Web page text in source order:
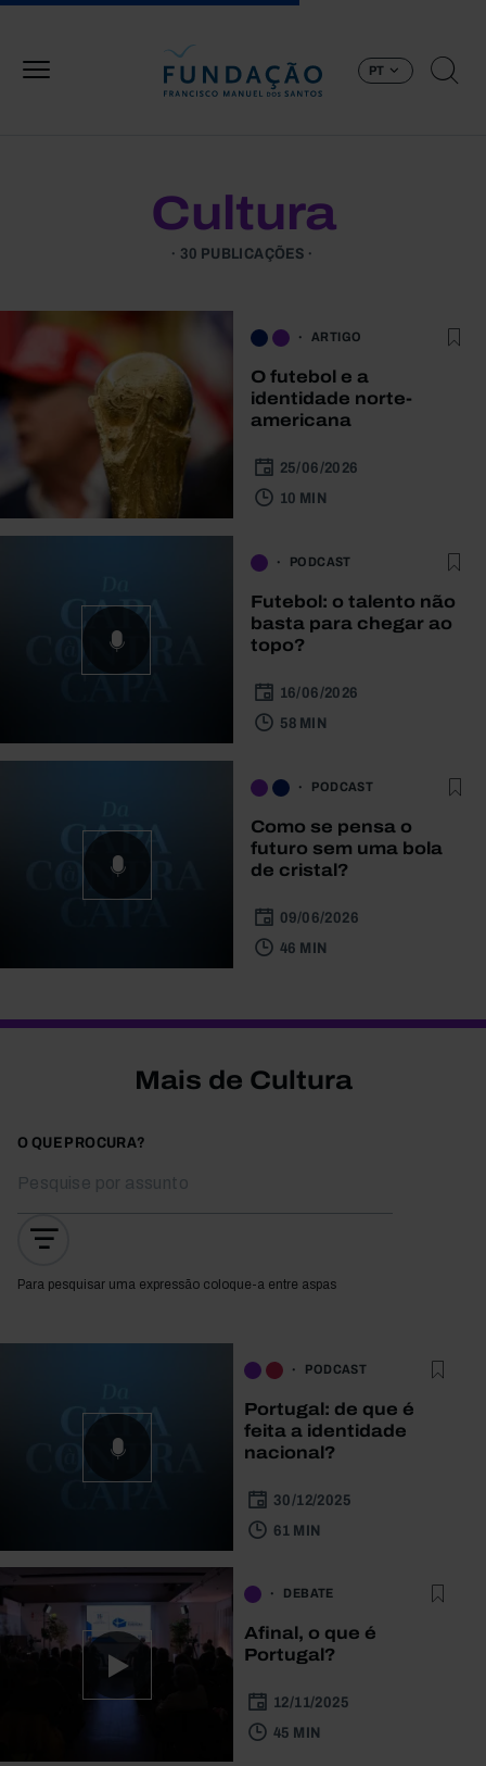
PT
Cultura
30 PUBLICAÇÕES
ARTIGO
O futebol e a
identidade norte-
americana
25/06/2026
10 MIN
PODCAST
Futebol: o talento não
basta para chegar ao
topo?
16/06/2026
58 MIN
PODCAST
Como se pensa o
futuro sem uma bola
de cristal?
09/06/2026
46 MIN
Mais de Cultura
O QUE PROCURA?
Para pesquisar uma expressão coloque-a entre aspas
PODCAST
Portugal: de que é
feita a identidade
nacional?
30/12/2025
61 MIN
DEBATE
Afinal, o que é
Portugal?
12/11/2025
45 MIN